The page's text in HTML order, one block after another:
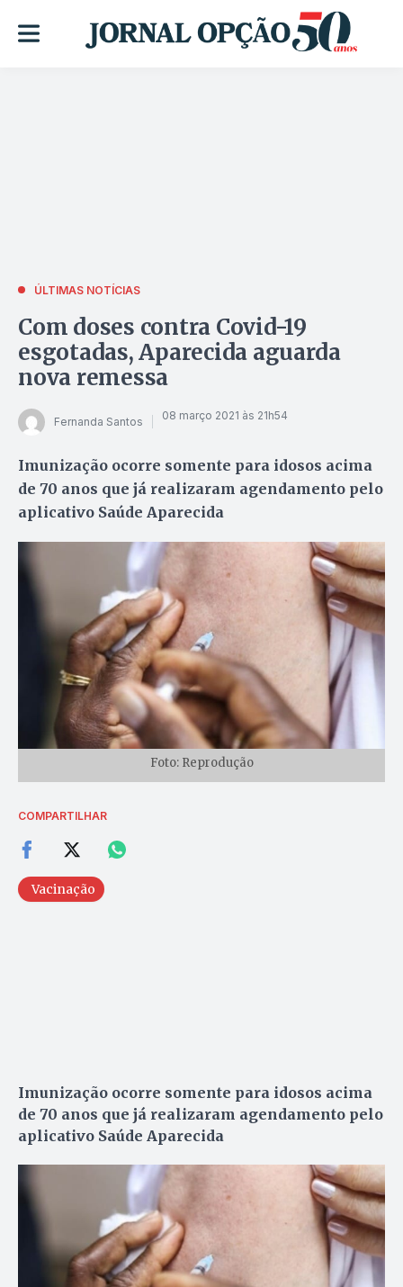
ÚLTIMAS NOTÍCIAS
Com doses contra Covid-19
esgotadas, Aparecida aguarda
nova remessa
Fernanda Santos 08 março 2021 às 21h54
Imunização ocorre somente para idosos acima
de 70 anos que já realizaram agendamento pelo
aplicativo Saúde Aparecida
Foto: Reprodução
COMPARTILHAR
Vacinação
Imunização ocorre somente para idosos acima
de 70 anos que já realizaram agendamento pelo
aplicativo Saúde Aparecida